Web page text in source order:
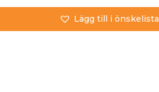
Lägg till i önskelista